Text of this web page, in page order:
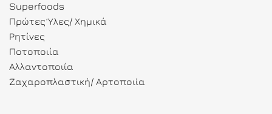
Superfoods
Πρώτες Ύλες/ Χημικά
Ρητίνες
Ποτοποιία
Αλλαντοποιία
Ζαχαροπλαστική/ Αρτοποιία